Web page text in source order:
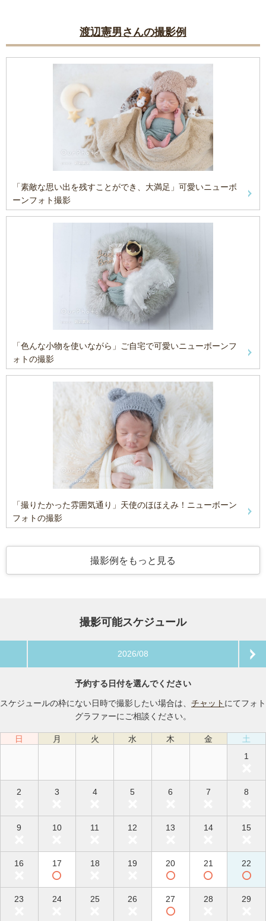
渡辺憲男さんの撮影例
「素敵な思い出を残すことができ、大満足」可愛いニューボ
ーンフォト撮影
「色んな小物を使いながら」ご自宅で可愛いニューボーンフ
ォトの撮影
「撮りたかった雰囲気通り」天使のほほえみ！ニューボーン
フォトの撮影
撮影例をもっと見る
撮影可能スケジュール
2026/08
予約する日付を選んでください
スケジュールの枠にない日時で撮影したい場合は、 チャット にてフォト
グラファーにご相談ください。
日 月 火 水 木 金
土
1
2 3 4 5 6 7 8
9 10 11 12 13 14 15
16 17 18 19 20 21 22
23 24 25 26 27 28 29